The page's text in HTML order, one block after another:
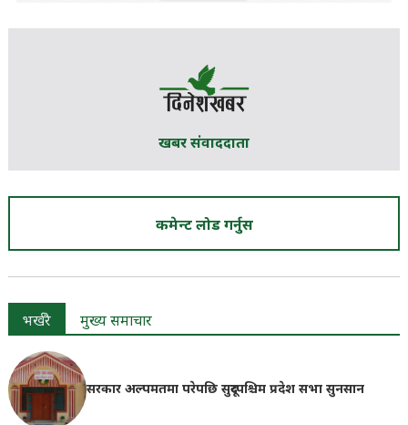
खबर संवाददाता
कमेन्ट लोड गर्नुस
भर्खरै मुख्य समाचार
सरकार अल्पमतमा परेपछि सुदूरपश्चिम प्रदेश सभा सुनसान